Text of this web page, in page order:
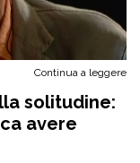
Continua a leggere
solitudine:
avere